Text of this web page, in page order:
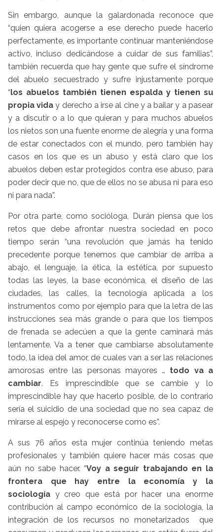
Sin embargo, aunque la galardonada reconoce que
“quien quiera acogerse a ese derecho puede hacerlo
perfectamente, es importante continuar manteniéndose
activo, incluso dedicándose a cuidar de sus familias”,
también recuerda que hay gente que sufre el síndrome
del abuelo secuestrado y sufre injustamente porque
“los abuelos también tienen espalda y tienen su
propia vida y derecho a irse al cine y a bailar y a pasear
y a discutir o a lo que quieran y para muchos abuelos
los nietos son una fuente enorme de alegría y una forma
de estar conectados con el mundo, pero también hay
casos en los que es un abuso y está claro que los
abuelos deben estar protegidos contra ese abuso, para
poder decir que no, que de ellos no se abusa ni para eso
ni para nada”.
Por otra parte, como socióloga, Durán piensa que los
retos que debe afrontar nuestra sociedad en poco
tiempo serán “una revolución que jamás ha tenido
precedente porque tenemos que cambiar de arriba a
abajo, el lenguaje, la ética, la estética, por supuesto
todas las leyes, la base económica, el diseño de las
ciudades, las calles, la tecnología aplicada a los
instrumentos como por ejemplo para que la letra de las
instrucciones sea más grande o para que los tiempos
de frenada se adecúen a que la gente caminará más
lentamente. Va a tener que cambiarse absolutamente
todo, la idea del amor, de cuales van a ser las relaciones
amorosas entre las personas mayores … todo va a
cambiar. Es imprescindible que se cambie y lo
imprescindible hay que hacerlo posible, de lo contrario
sería el suicidio de una sociedad que no sea capaz de
mirarse al espejo y reconocerse como es”.
A sus 76 años esta mujer continúa teniendo metas
profesionales y también quiere hacer más cosas que
aún no sabe hacer. “Voy a seguir trabajando en la
frontera que hay entre la economía y la
sociología y creo que está por hacer una enorme
contribución al campo económico de la sociología, la
integración de los recursos no monetarizados que